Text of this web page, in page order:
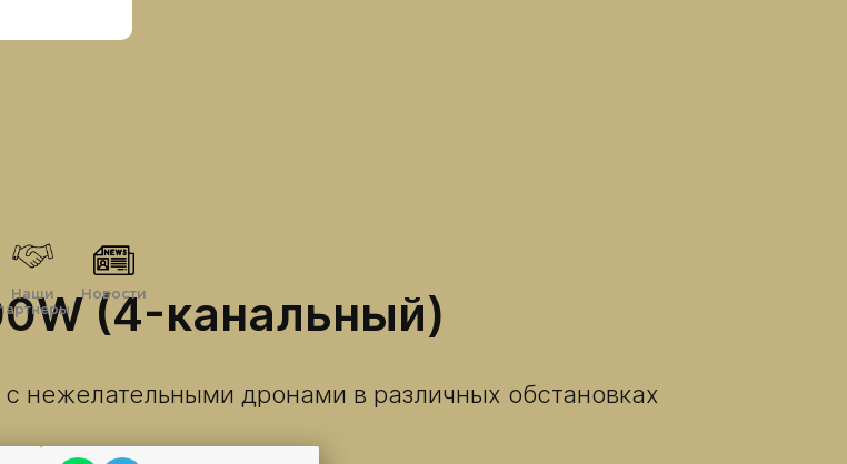
Наши
Новости
(4-канальный)
нежелательными дронами в различных обстановках